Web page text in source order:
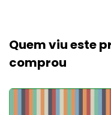
Quem viu este
comprou